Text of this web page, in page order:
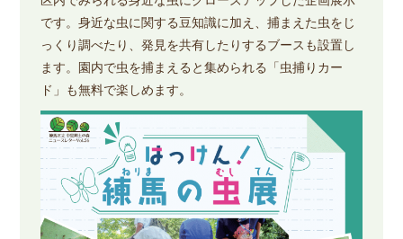
です。身近な虫に関する豆知識に加え、捕まえた虫をじ
っくり調べたり、発見を共有したりするブースも設置し
ます。園内で虫を捕まえると集められる「虫捕りカー
ド」も無料で楽しめます。